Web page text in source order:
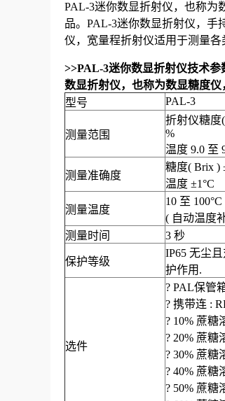
PAL-3迷你数显折射仪，也称为
品。 PAL-3迷你数显折射仪，手
仪， 宽量程折射仪适用于测量各
>>PAL-3迷你数显折射仪技术参
数显折射仪，也称为数显糖度
型号
PAL-3
测量范围
折射仪糖度
%
温度 9.0 至
测量准确度
糖度( Brix )
温度 ±1°C
测量温度
10 至 100°C
( 自动温度
测量时间 3 秒
保护等级
IP65 无尘
护作用 .
选件
? PAL保管
? 携带连 :
? 10% 蔗糖
? 20% 蔗糖
? 30% 蔗糖
? 40% 蔗糖
? 50% 蔗糖